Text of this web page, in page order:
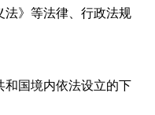
》等法律、行政法规
国境内依法设立的下